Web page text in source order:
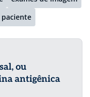
ou
antigênica